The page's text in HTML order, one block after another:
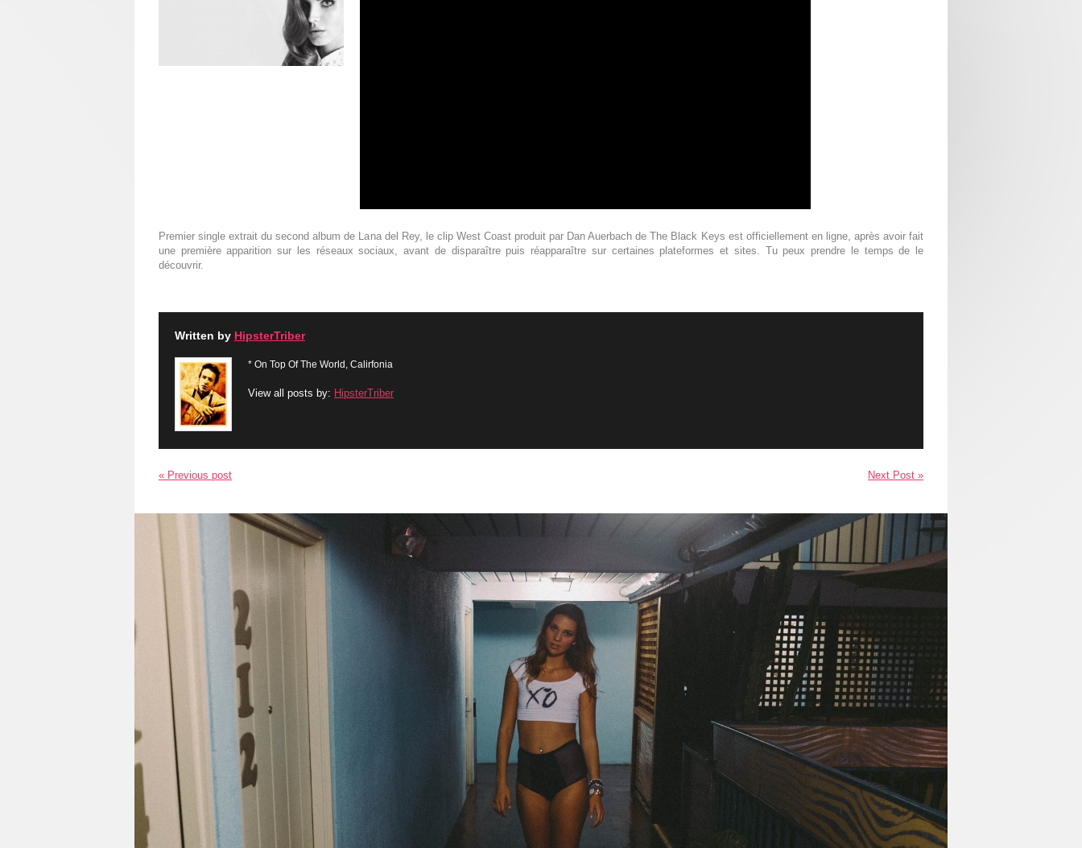
Premier single extrait du second album de Lana del Rey, le clip West Coast produit par Dan Auerbach de The Black Keys est officiellement en ligne, après avoir fait
une première apparition sur les réseaux sociaux, avant de disparaître puis réapparaître sur certaines plateformes et sites. Tu peux prendre le temps de le
découvrir.
Written by HipsterTriber
* On Top Of The World, Calirfonia
View all posts by: HipsterTriber
« Previous post Next Post »